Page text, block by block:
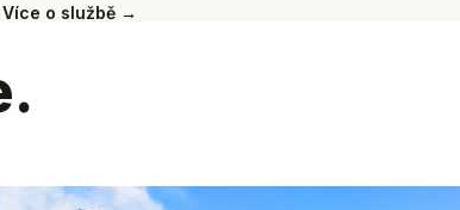
Více o službě →